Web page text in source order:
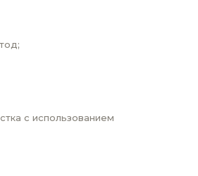
с использованием